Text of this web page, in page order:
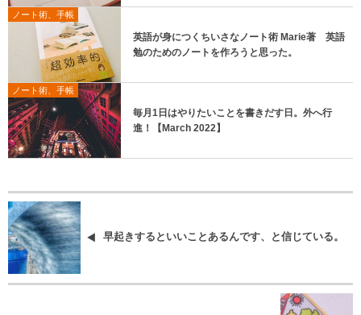
ノート術、手帳
英語が身につくちいさなノート術 Marie著 英語
勉のためのノートを作ろうと思った。
ノート術、手帳
毎月1日はやりたいことを書きだす日。外へ行
進！【March 2022】
早起きするといいことあるんです、と信じている。